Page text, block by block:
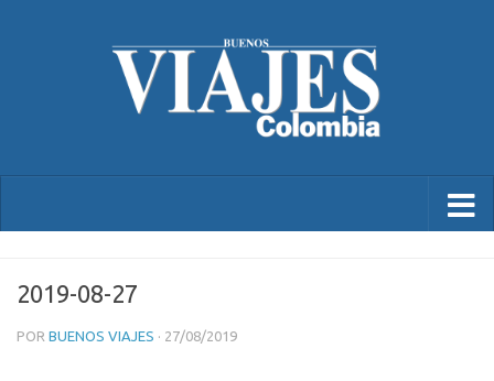
2019-08-27
POR BUENOS VIAJES · 27/08/2019